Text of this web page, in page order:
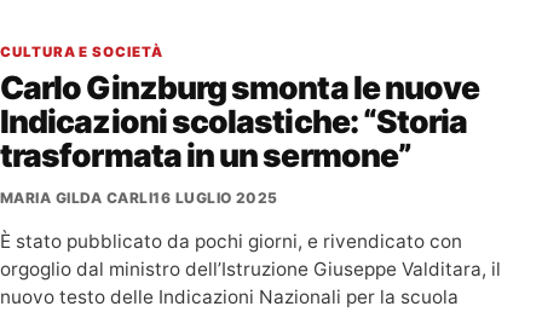
CULTURA E SOCIETÀ
Carlo Ginzburg smonta le nuove
Indicazioni scolastiche: “Storia
trasformata in un sermone”
MARIA GILDA CARLI16 LUGLIO 2025
È stato pubblicato da pochi giorni, e rivendicato con
orgoglio dal ministro dell’Istruzione Giuseppe Valditara, il
nuovo testo delle Indicazioni Nazionali per la scuola